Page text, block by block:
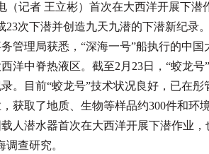
记者 王立彬）首次在大西洋开展下潜
次下潜并创造九天九潜的下潜新纪录。
理局获悉，“深海一号”船执行的中国
洋中脊热液区。截至2月23日，“蛟龙号
。目前“蛟龙号”技术状况良好，已在
获取了地质、生物等样品约300件和环
潜水器首次在大西洋开展下潜作业，
查研究。